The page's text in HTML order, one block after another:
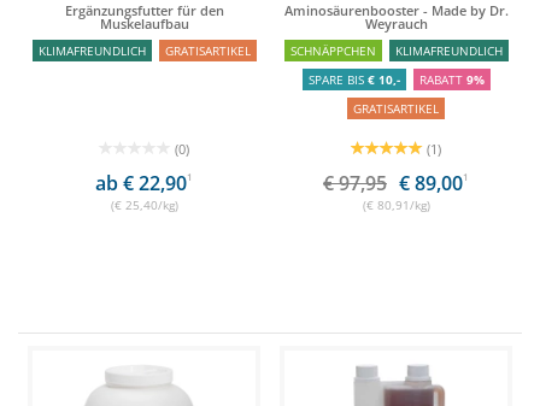
Ergänzungsfutter für den
Muskelaufbau
KLIMAFREUNDLICH GRATISARTIKEL
(0)
ab € 22,901
(€ 25,40/kg)
Aminosäurenbooster - Made by Dr.
Weyrauch
SCHNÄPPCHEN
KLIMAFREUNDLICH
SPARE BIS € 10,- RABATT 9%
GRATISARTIKEL
(1)
€ 97,95 € 89,001
(€ 80,91/kg)